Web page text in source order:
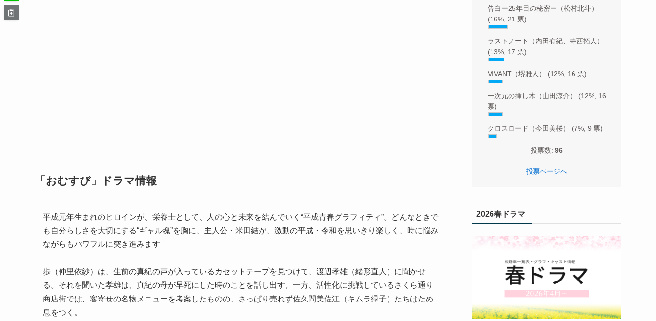
「おむすび」ドラマ情報
平成元年生まれのヒロインが、栄養士として、人の心と未来を結んでいく“平成青春グラフィティ”。どんなときで
も自分らしさを大切にする“ギャル魂”を胸に、主人公・米田結が、激動の平成・令和を思いきり楽しく、時に悩み
ながらもパワフルに突き進みます！
歩（仲里依紗）は、生前の真紀の声が入っているカセットテープを見つけて、渡辺孝雄（緒形直人）に聞かせ
る。それを聞いた孝雄は、真紀の母が早死にした時のことを話し出す。一方、活性化に挑戦しているさくら通り
商店街では、客寄せの名物メニューを考案したものの、さっぱり売れず佐久間美佐江（キムラ緑子）たちはため
息をつく。
告白ー25年目の秘密ー（松村北斗）
(16%, 21 票)
ラストノート（内田有紀、寺西拓人）
(13%, 17 票)
VIVANT（堺雅人） (12%, 16 票)
一次元の挿し木（山田涼介） (12%, 16
票)
クロスロード（今田美桜） (7%, 9 票)
投票数: 96
投票ページへ
2026春ドラマ